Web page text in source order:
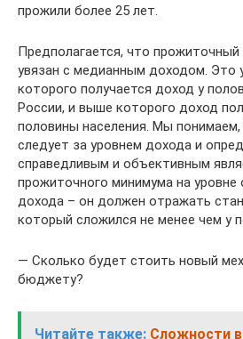
прожили более 25 лет.
Предполагается, что
увязан с медианным доходом. Это
которого получается доход у
России, и выше которого доход
половины населения. Мы
следует за уровнем дохода и
справедливым и объективным
прожиточного минимума на уровне
дохода – он должен отражать
который сложился не менее чем у
— Сколько будет стоить новый
бюджету?
Читайте также: Сложности в